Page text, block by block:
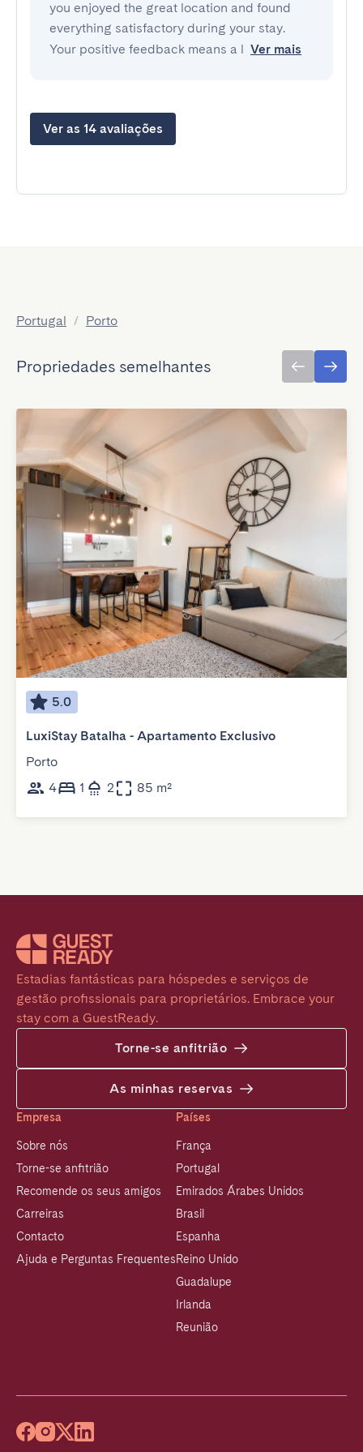
you enjoyed the great location and found
everything satisfactory during your stay.
Your positive feedback means a l Ver mais
Ver as 14 avaliações
Portugal / Porto
Propriedades semelhantes
5.0
LuxiStay Batalha - Apartamento Exclusivo
Porto
4
1 2 85 m²
Estadias fantásticas para hóspedes e serviços de
gestão profissionais para proprietários. Embrace your
stay com a GuestReady.
Torne-se anfitrião
As minhas reservas
Empresa
Sobre nós
Torne-se anfitrião
Recomende os seus amigos
Carreiras
Contacto
Ajuda e Perguntas Frequentes
Países
França
Portugal
Emirados Árabes Unidos
Brasil
Espanha
Reino Unido
Guadalupe
Irlanda
Reunião